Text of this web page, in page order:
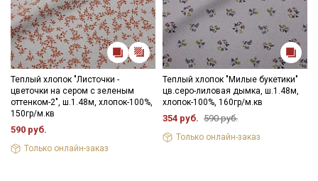
Теплый хлопок "Листочки -
цветочки на сером с зеленым
оттенком-2", ш.1.48м, хлопок-100%,
150гр/м.кв
590 руб.
Только онлайн-заказ
Теплый хлопок "Милые букетики"
цв.серо-лиловая дымка, ш.1.48м,
хлопок-100%, 160гр/м.кв
354 руб. 590 руб.
Только онлайн-заказ